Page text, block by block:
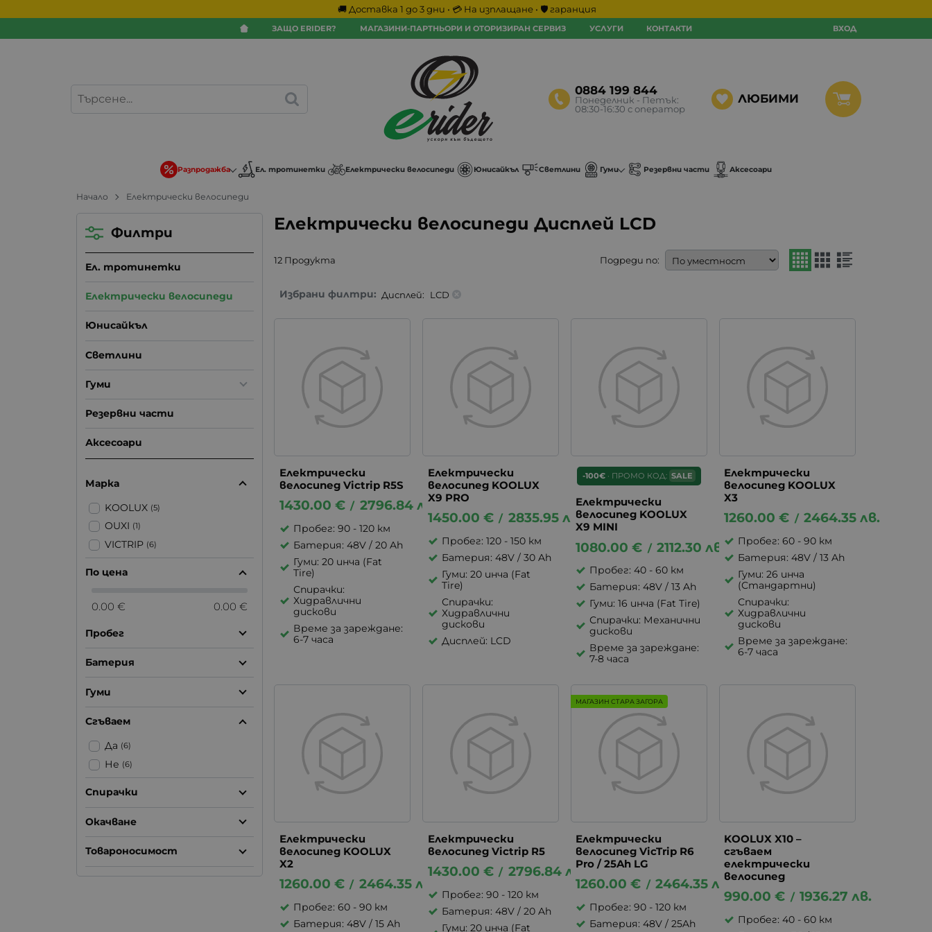
🚚 Доставка 1 до 3 дни • 💳 На изплащане • 🛡️ гаранция
ЗАЩО ERIDER? МАГАЗИНИ-ПАРТНЬОРИ И ОТОРИЗИРАН СЕРВИЗ УСЛУГИ КОНТАКТИ ВХОД
0884 199 844
Понеделник - Петък:
08:30-16:30 с оператор
ЛЮБИМИ
Разпродажба Ел. тротинетки Електрически велосипеди Юнисайкъл Светлини Гуми Резервни части Аксесоари
Начало Електрически велосипеди
Електрически велосипеди Дисплей LCD
12 Продукта Подреди по:
Избрани филтри: Дисплей: LCD
Електрически
велосипед Victrip R5S
1430.00 € / 2796.84 лв.
Пробег: 90 - 120 км
Батерия: 48V / 20 Ah
Гуми: 20 инча (Fat
Tire)
Спирачки:
Хидравлични
дискови
Време за зареждане:
6-7 часа
Електрически
велосипед KOOLUX
X9 PRO
1450.00 € / 2835.95 лв.
Пробег: 120 - 150 км
Батерия: 48V / 30 Ah
Гуми: 20 инча (Fat
Tire)
Спирачки:
Хидравлични
дискови
Дисплей: LCD
-100€ · ПРОМО КОД: SALE
Електрически
велосипед KOOLUX
X9 MINI
1080.00 € / 2112.30 лв.
Пробег: 40 - 60 км
Батерия: 48V / 13 Ah
Гуми: 16 инча (Fat Tire)
Спирачки: Механични
дискови
Време за зареждане:
7-8 часа
Електрически
велосипед KOOLUX
X3
1260.00 € / 2464.35 лв.
Пробег: 60 - 90 км
Батерия: 48V / 13 Ah
Гуми: 26 инча
(Стандартни)
Спирачки:
Хидравлични
дискови
Време за зареждане:
6-7 часа
Електрически
велосипед KOOLUX
X2
1260.00 € / 2464.35 лв.
Пробег: 60 - 90 км
Батерия: 48V / 15 Ah
Електрически
велосипед Victrip R5
1430.00 € / 2796.84 лв.
Пробег: 90 - 120 км
Батерия: 48V / 20 Ah
Гуми: 20 инча (Fat
Електрически
велосипед VicTrip R6
Pro / 25Ah LG
1260.00 € / 2464.35 лв.
Пробег: 90 - 120 км
Батерия: 48V / 25Ah
МАГАЗИН СТАРА ЗАГОРА
KOOLUX X10 –
сгъваем
електрически
велосипед
990.00 € / 1936.27 лв.
Пробег: 40 - 60 км
Филтри
Ел. тротинетки
Електрически велосипеди
Юнисайкъл
Светлини
Гуми
Резервни части
Аксесоари
Марка
KOOLUX (5)
OUXI (1)
VICTRIP (6)
По цена
0.00 € 0.00 €
Пробег
Батерия
Гуми
Сгъваем
Да (6)
Не (6)
Спирачки
Окачване
Товароносимост